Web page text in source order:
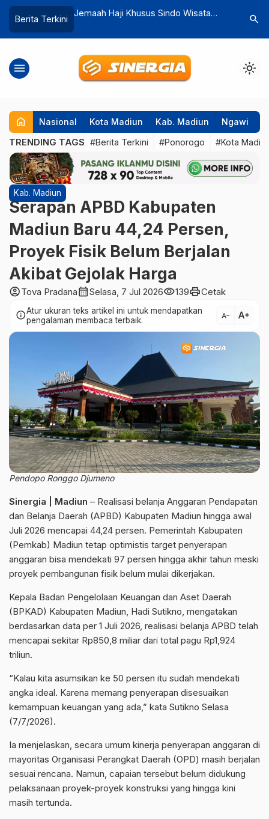
Berita Terkini
Pemkab Madiun Dorong Kreativitas
Kabupaten” Session 2
Tangis
JPL 08
search
menu light_mode
home Nasional Kota Madiun Kab. Madiun Ngawi
TRENDING TAGS #Berita Terkini #Ponorogo #Kota
Kab. Madiun
Serapan APBD Kabupaten
Madiun Baru 44,24 Persen,
Proyek Fisik Belum Berjalan
Akibat Gejolak Harga
account_circleTova Pradanacalendar_monthSelasa, 7 Jul 2026visibility139printCetak
infoAtur ukuran teks artikel ini untuk mendapatkan
pengalaman membaca terbaik.
text_decrease text_increase
Pendopo Ronggo Djumeno
Sinergia | Madiun – Realisasi belanja Anggaran Pendapatan
dan Belanja Daerah (APBD) Kabupaten Madiun hingga awal
Juli 2026 mencapai 44,24 persen. Pemerintah Kabupaten
(Pemkab) Madiun tetap optimistis target penyerapan
anggaran bisa mendekati 97 persen hingga akhir tahun meski
proyek pembangunan fisik belum mulai dikerjakan.
Kepala Badan Pengelolaan Keuangan dan Aset Daerah
(BPKAD) Kabupaten Madiun, Hadi Sutikno, mengatakan
berdasarkan data per 1 Juli 2026, realisasi belanja APBD telah
mencapai sekitar Rp850,8 miliar dari total pagu Rp1,924
triliun.
“Kalau kita asumsikan ke 50 persen itu sudah mendekati
angka ideal. Karena memang penyerapan disesuaikan
kemampuan keuangan yang ada,” kata Sutikno Selasa
(7/7/2026).
Ia menjelaskan, secara umum kinerja penyerapan anggaran di
mayoritas Organisasi Perangkat Daerah (OPD) masih berjalan
sesuai rencana. Namun, capaian tersebut belum didukung
pelaksanaan proyek-proyek konstruksi yang hingga kini
masih tertunda.